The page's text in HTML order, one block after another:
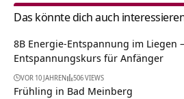
Das könnte dich auch
8B Energie-Entspannung im Liegen –
Entspannungskurs für Anfänger
VOR 10 JAHREN 506 VIEWS
Frühling in Bad Meinberg